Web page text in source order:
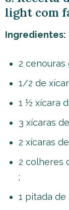
light com
Ingredientes:
2 cenouras
1/2 de
1 ½ xícara
3 xícaras
2 xícaras
2 colheres
;
1 pitada de